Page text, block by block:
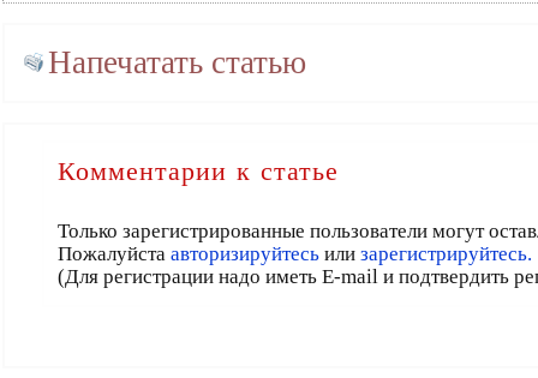
Напечатать статью
Комментарии к статье
Только зарегистрированные пользователи могут
Пожалуйста авторизируйтесь или зарегистрируйтесь.
(Для регистрации надо иметь E-mail и подтвердить